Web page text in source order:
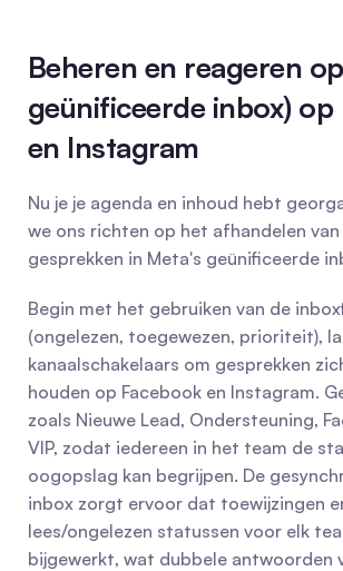
Beheren en reageren
geünificeerde inbox) op
en Instagram
Nu je je agenda en inhoud hebt
we ons richten op het afhandelen
gesprekken in Meta's geünificeerde
Begin met het gebruiken van de
(ongelezen, toegewezen, prioriteit),
kanaalschakelaars om gesprekken
houden op Facebook en Instagram.
zoals Nieuwe Lead, Ondersteuning,
VIP, zodat iedereen in het team de
oogopslag kan begrijpen. De
inbox zorgt ervoor dat toewijzingen
lees/ongelezen statussen voor elk
bijgewerkt, wat dubbele antwoorden